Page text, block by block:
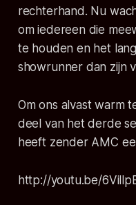
rechterhand. Nu
om iedereen die
te houden en het
showrunner dan zijn
Om ons alvast warm
deel van het derde
heeft zender AMC
http://youtu.be/